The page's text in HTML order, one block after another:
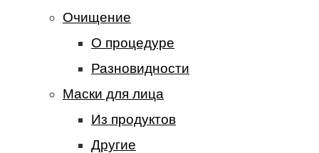
Очищение
О процедуре
Разновидности
Маски для лица
Из продуктов
Другие